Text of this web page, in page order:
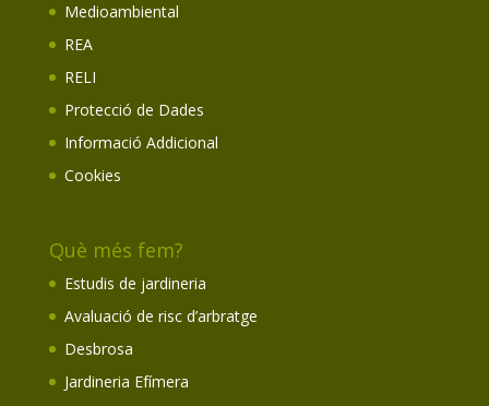
Medioambiental
REA
RELI
Protecció de Dades
Informació Addicional
Cookies
Què més fem?
Estudis de jardineria
Avaluació de risc d’arbratge
Desbrosa
Jardineria Efímera